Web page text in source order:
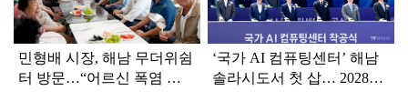
민형배 시장, 해남 무더위쉼
터 방문…“어르신 폭염 피
‘국가 AI 컴퓨팅센터’ 해남
솔라시도서 첫 삽… 2028년